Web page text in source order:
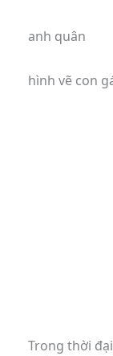
anh quân
hình vẽ con
Trong thời